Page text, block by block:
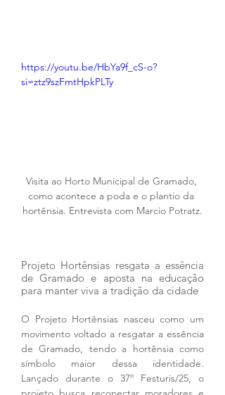
https://youtu.be/HbYa9f_cS-o?
si=ztz9szFmtHpkPLTy
Visita ao Horto Municipal de Gramado,
como acontece a poda e o plantio da
hortênsia. Entrevista com Marcio Potratz.
Projeto Hortênsias resgata a essência
de Gramado e aposta na educação
para manter viva a tradição da cidade
O Projeto Hortênsias nasceu como um
movimento voltado a resgatar a essência
de Gramado, tendo a hortênsia como
símbolo maior dessa identidade.
Lançado durante o 37º Festuris/25, o